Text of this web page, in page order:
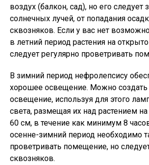
воздух (балкон, сад), но его следует
солнечных лучей, от попадания
сквозняков. Если у вас нет
в летний период растения на
следует регулярно проветривать
В зимний период нефролепсису
хорошее освещение. Можно создать
освещение, используя для этого
света, размещая их над растением на
60 см, в течение как минимум 8
осенне-зимний период необходимо
проветривать помещение, но
сквозняков.